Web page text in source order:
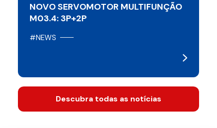
NOVO SERVOMOTOR MULTIFUNÇÃO
M03.4: 3P+2P
#NEWS
Descubra todas as notícias